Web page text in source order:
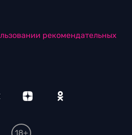
рекомендательных
18+